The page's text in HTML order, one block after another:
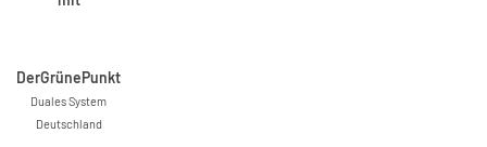
DerGrünePunkt
Duales System
Deutschland